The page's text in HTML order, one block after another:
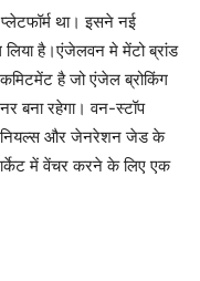
था। इसने नई
है।एंजेलवन मे मेंटो ब्रांड
है जो एंजेल ब्रोकिंग
बना रहेगा। वन-स्टॉप
और जेनरेशन जेड के
में वेंचर करने के लिए एक